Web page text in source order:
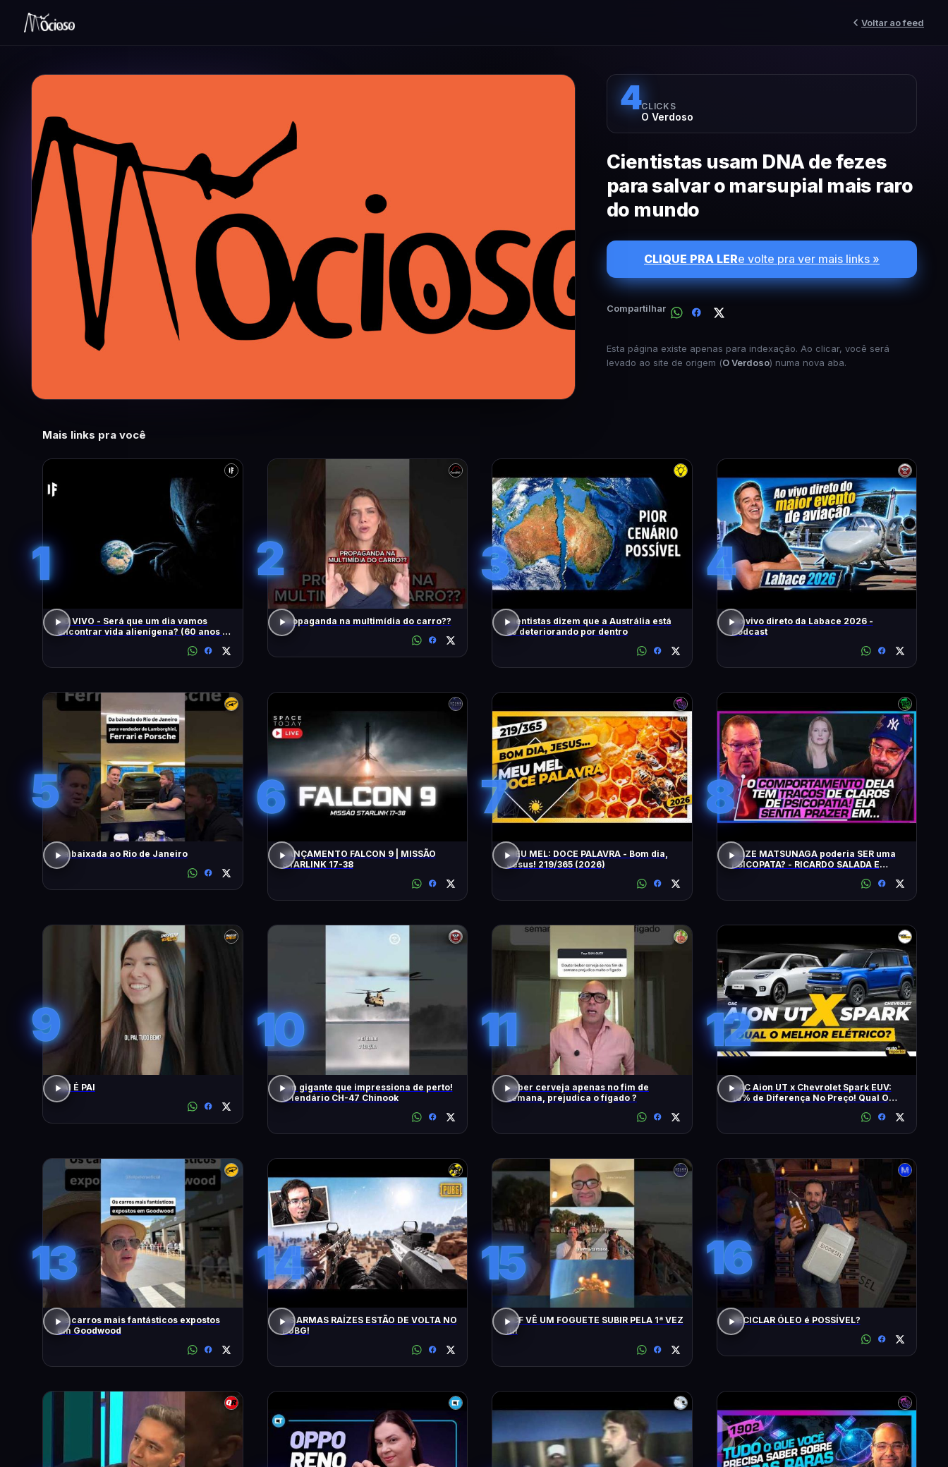
Voltar ao feed
4CLICKS
O Verdoso
Cientistas usam DNA de fezes
para salvar o marsupial mais raro
do mundo
CLIQUE PRA LERe volte pra ver mais links »
Compartilhar
Esta página existe apenas para indexação. Ao clicar, você será
levado ao site de origem (O Verdoso) numa nova aba.
Mais links pra você
1
AO VIVO - Será que um dia vamos
encontrar vida alienígena? (60 anos de
2
Propaganda na multimídia do carro??
3
Cientistas dizem que a Austrália está
se deteriorando por dentro
4
Ao vivo direto da Labace 2026 -
Podcast
5
Da baixada ao Rio de Janeiro
6
LANÇAMENTO FALCON 9 | MISSÃO
STARLINK 17-38
7
MEU MEL: DOCE PALAVRA - Bom dia,
Jesus! 219/365 (2026)
8
ELIZE MATSUNAGA poderia SER uma
PSICOPATA? - RICARDO SALADA E
9
PAI É PAI
10
Um gigante que impressiona de perto!
O lendário CH-47 Chinook
11
Beber cerveja apenas no fim de
semana, prejudica o fígado ?
12
GAC Aion UT x Chevrolet Spark EUV:
10% de Diferença No Preço! Qual O
13
Os carros mais fantásticos expostos
em Goodwood
14
AS ARMAS RAÍZES ESTÃO DE VOLTA NO
PUBG!
15
ACF VÊ UM FOGUETE SUBIR PELA 1ª VEZ
!!!!
16
RECICLAR ÓLEO é POSSÍVEL?